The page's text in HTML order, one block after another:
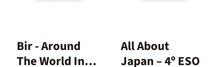
Bir - Around
The World In
All About
Japan – 4º ESO